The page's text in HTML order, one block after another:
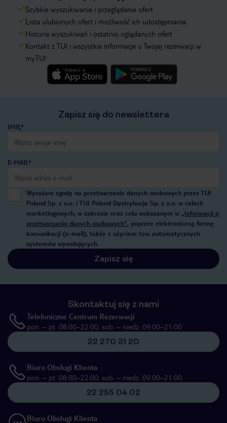
Szybkie wyszukiwanie i przeglądanie ofert
Lista ulubionych ofert i możliwość ich udostępniania
Historia wyszukiwań i ostatnio oglądanych ofert
Kontakt z TUI i wszystkie informacje o Twojej rezerwacji w
myTUI
Zapisz się do newslettera
IMIĘ*
E-MAIL*
Wyrażam zgodę na przetwarzanie danych osobowych przez TUI
Poland Sp. z o.o. i TUI Poland Dystrybucja Sp. z o.o. w celach
marketingowych, w zakresie oraz celu wskazanym w „Informacji o
przetwarzaniu danych osobowych”, poprzez elektroniczną formę
komunikacji (e-mail), także z użyciem tzw. automatycznych
systemów wywołujących.
Zapisz się
Skontaktuj się z nami
Telefoniczne Centrum Rezerwacji
pon. – pt. 08:00–22:00, sob. – niedz. 09:00–21:00
22 270 31 20
Biuro Obsługi Klienta
pon. – pt. 08:00–22:00, sob. – niedz. 09:00–21:00
22 255 04 02
Biuro Obsługi Klienta